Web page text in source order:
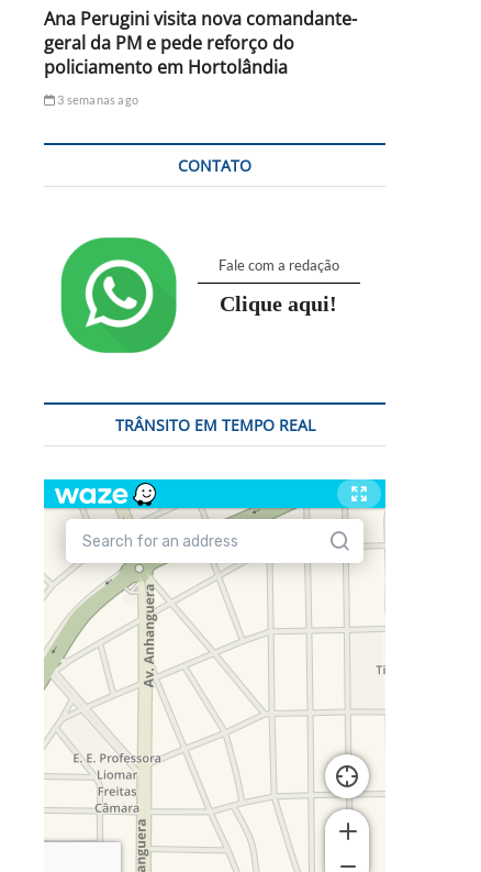
Ana Perugini visita nova comandante-
geral da PM e pede reforço do
policiamento em Hortolândia
3 semanas ago
CONTATO
Fale com a redação
Clique aqui!
TRÂNSITO EM TEMPO REAL